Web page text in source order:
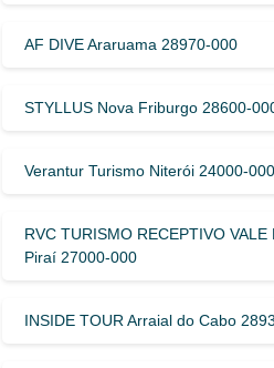
AF DIVE Araruama 28970-000
STYLLUS Nova Friburgo 28600-
Verantur Turismo Niterói 24000-000
RVC TURISMO RECEPTIVO
Piraí 27000-000
INSIDE TOUR Arraial do Cabo